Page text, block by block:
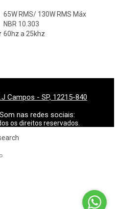
65W RMS/ 130W RMS Máx
NBR 10.303
60hz a 25khz
Campos - SP, 12215-840
nas redes sociais:
os direitos reservados.